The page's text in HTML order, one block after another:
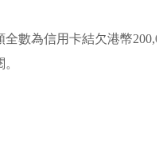
數為信用卡結欠港幣